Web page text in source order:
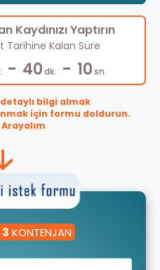
Yaptırın
Tarihine Kalan Süre
- 40dk. - 10sn.
bilgi almak
için formu doldurun.
3 KONTENJAN